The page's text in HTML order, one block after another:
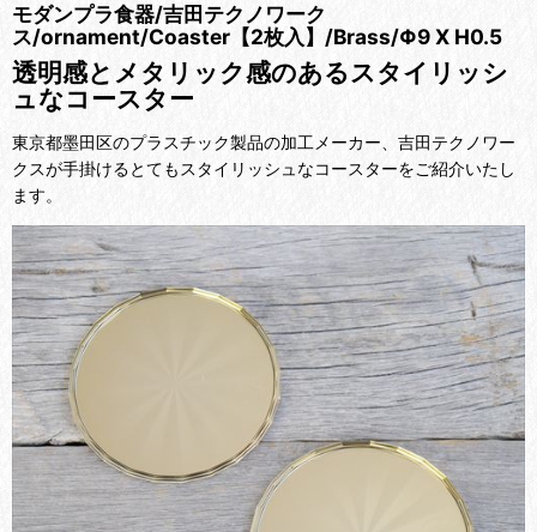
モダンプラ食器/吉田テクノワーク
ス/ornament/Coaster【2枚入】/Brass/Φ9 X H0.5
透明感とメタリック感のあるスタイリッシ
ュなコースター
東京都墨田区のプラスチック製品の加工メーカー、吉田テクノワー
クスが手掛けるとてもスタイリッシュなコースターをご紹介いたし
ます。